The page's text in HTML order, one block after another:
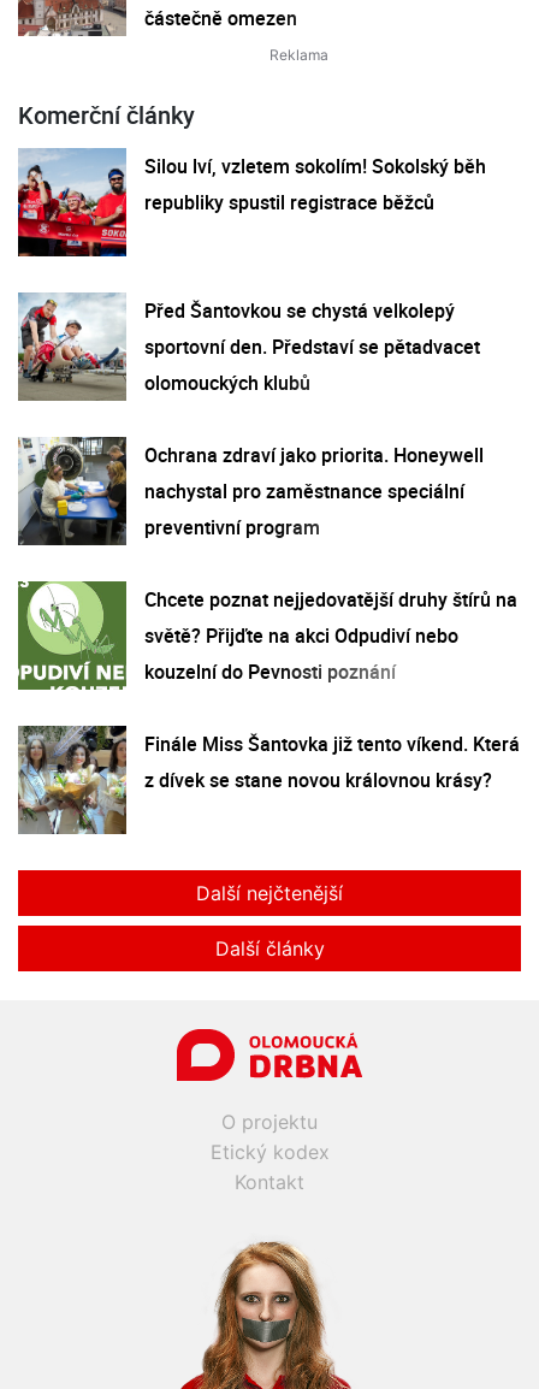
částečně omezen
Komerční články
Silou lví, vzletem sokolím! Sokolský běh
republiky spustil registrace běžců
Před Šantovkou se chystá velkolepý
sportovní den. Představí se pětadvacet
olomouckých klubů
Ochrana zdraví jako priorita. Honeywell
nachystal pro zaměstnance speciální
preventivní program
Chcete poznat nejjedovatější druhy štírů na
světě? Přijďte na akci Odpudiví nebo
kouzelní do Pevnosti poznání
Finále Miss Šantovka již tento víkend. Která
z dívek se stane novou královnou krásy?
Další nejčtenější
Další články
O projektu
Etický kodex
Kontakt